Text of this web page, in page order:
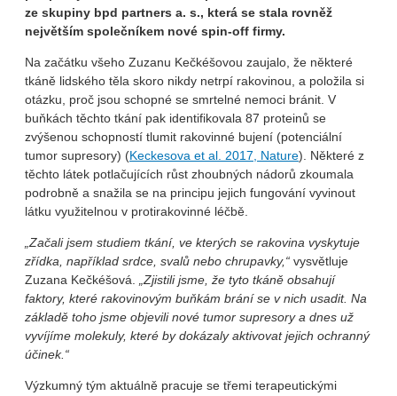
ze skupiny bpd partners a. s., která se stala rovněž
největším společníkem nové spin-off firmy.
Na začátku všeho Zuzanu Kečkéšovou zaujalo, že některé
tkáně lidského těla skoro nikdy netrpí rakovinou, a položila si
otázku, proč jsou schopné se smrtelné nemoci bránit. V
buňkách těchto tkání pak identifikovala 87 proteinů se
zvýšenou schopností tlumit rakovinné bujení (potenciální
tumor supresory) (Keckesova et al. 2017, Nature). Některé z
těchto látek potlačujících růst zhoubných nádorů zkoumala
podrobně a snažila se na principu jejich fungování vyvinout
látku využitelnou v protirakovinné léčbě.
„Začali jsem studiem tkání, ve kterých se rakovina vyskytuje
zřídka, například srdce, svalů nebo chrupavky,“ vysvětluje
Zuzana Kečkéšová. „Zjistili jsme, že tyto tkáně obsahují
faktory, které rakovinovým buňkám brání se v nich usadit. Na
základě toho jsme objevili nové tumor supresory a dnes už
vyvíjíme molekuly, které by dokázaly aktivovat jejich ochranný
účinek.“
Výzkumný tým aktuálně pracuje se třemi terapeutickými